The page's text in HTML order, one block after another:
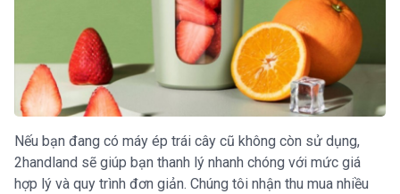
Nếu bạn đang có máy ép trái cây cũ không còn sử dụng,
2handland sẽ giúp bạn thanh lý nhanh chóng với mức giá
hợp lý và quy trình đơn giản. Chúng tôi nhận thu mua nhiều